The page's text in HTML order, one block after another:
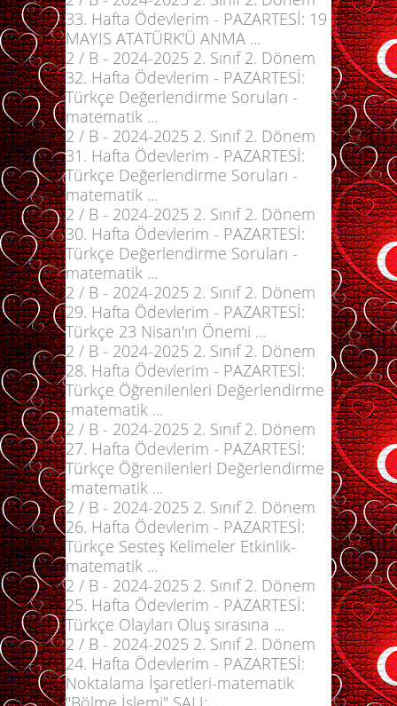
33. Hafta Ödevlerim - PAZARTESİ: 19
MAYIS ATATÜRK'Ü ANMA ...
2 / B - 2024-2025 2. Sınıf 2. Dönem
32. Hafta Ödevlerim - PAZARTESİ:
Türkçe Değerlendirme Soruları -
matematik ...
2 / B - 2024-2025 2. Sınıf 2. Dönem
31. Hafta Ödevlerim - PAZARTESİ:
Türkçe Değerlendirme Soruları -
matematik ...
2 / B - 2024-2025 2. Sınıf 2. Dönem
30. Hafta Ödevlerim - PAZARTESİ:
Türkçe Değerlendirme Soruları -
matematik ...
2 / B - 2024-2025 2. Sınıf 2. Dönem
29. Hafta Ödevlerim - PAZARTESİ:
Türkçe 23 Nisan'ın Önemi ...
2 / B - 2024-2025 2. Sınıf 2. Dönem
28. Hafta Ödevlerim - PAZARTESİ:
Türkçe Öğrenilenleri Değerlendirme
-matematik ...
2 / B - 2024-2025 2. Sınıf 2. Dönem
27. Hafta Ödevlerim - PAZARTESİ:
Türkçe Öğrenilenleri Değerlendirme
-matematik ...
2 / B - 2024-2025 2. Sınıf 2. Dönem
26. Hafta Ödevlerim - PAZARTESİ:
Türkçe Sesteş Kelimeler Etkinlik-
matematik ...
2 / B - 2024-2025 2. Sınıf 2. Dönem
25. Hafta Ödevlerim - PAZARTESİ:
Türkçe Olayları Oluş sırasına ...
2 / B - 2024-2025 2. Sınıf 2. Dönem
24. Hafta Ödevlerim - PAZARTESİ:
Noktalama İşaretleri-matematik